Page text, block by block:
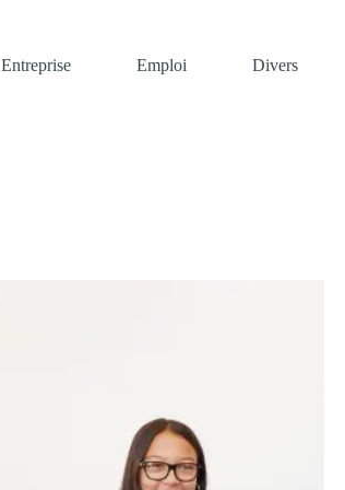
Entreprise Emploi Divers